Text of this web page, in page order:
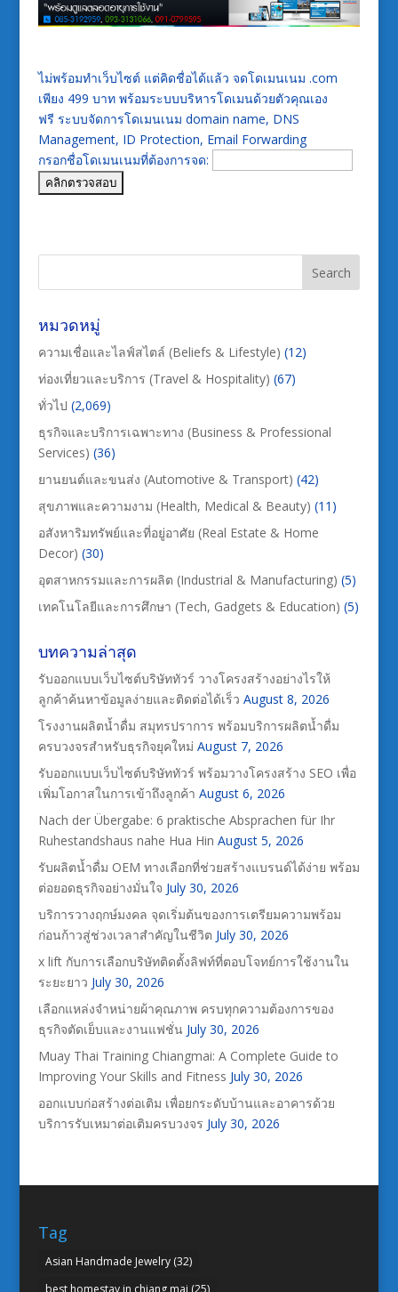
ไม่พร้อมทำเว็บไซต์ แต่คิดชื่อได้แล้ว จดโดเมนเนม .com
เพียง 499 บาท พร้อมระบบบริหารโดเมนด้วยตัวคุณเอง
ฟรี ระบบจัดการโดเมนเนม domain name, DNS
Management, ID Protection, Email Forwarding
กรอกชื่อโดเมนเนมที่ต้องการจด:
หมวดหมู่
ความเชื่อและไลฟ์สไตล์ (Beliefs & Lifestyle) (12)
ท่องเที่ยวและบริการ (Travel & Hospitality) (67)
ทั่วไป (2,069)
ธุรกิจและบริการเฉพาะทาง (Business & Professional
Services) (36)
ยานยนต์และขนส่ง (Automotive & Transport) (42)
สุขภาพและความงาม (Health, Medical & Beauty) (11)
อสังหาริมทรัพย์และที่อยู่อาศัย (Real Estate & Home
Decor) (30)
อุตสาหกรรมและการผลิต (Industrial & Manufacturing) (5)
เทคโนโลยีและการศึกษา (Tech, Gadgets & Education) (5)
บทความล่าสุด
รับออกแบบเว็บไซต์บริษัททัวร์ วางโครงสร้างอย่างไรให้
ลูกค้าค้นหาข้อมูลง่ายและติดต่อได้เร็ว August 8, 2026
โรงงานผลิตน้ำดื่ม สมุทรปราการ พร้อมบริการผลิตน้ำดื่ม
ครบวงจรสำหรับธุรกิจยุคใหม่ August 7, 2026
รับออกแบบเว็บไซต์บริษัททัวร์ พร้อมวางโครงสร้าง SEO เพื่อ
เพิ่มโอกาสในการเข้าถึงลูกค้า August 6, 2026
Nach der Übergabe: 6 praktische Absprachen für Ihr
Ruhestandshaus nahe Hua Hin August 5, 2026
รับผลิตน้ำดื่ม OEM ทางเลือกที่ช่วยสร้างแบรนด์ได้ง่าย พร้อม
ต่อยอดธุรกิจอย่างมั่นใจ July 30, 2026
บริการวางฤกษ์มงคล จุดเริ่มต้นของการเตรียมความพร้อม
ก่อนก้าวสู่ช่วงเวลาสำคัญในชีวิต July 30, 2026
x lift กับการเลือกบริษัทติดตั้งลิฟท์ที่ตอบโจทย์การใช้งานใน
ระยะยาว July 30, 2026
เลือกแหล่งจำหน่ายผ้าคุณภาพ ครบทุกความต้องการของ
ธุรกิจตัดเย็บและงานแฟชั่น July 30, 2026
Muay Thai Training Chiangmai: A Complete Guide to
Improving Your Skills and Fitness July 30, 2026
ออกแบบก่อสร้างต่อเติม เพื่อยกระดับบ้านและอาคารด้วย
บริการรับเหมาต่อเติมครบวงจร July 30, 2026
Tag
Asian Handmade Jewelry(32)
best homestay in chiang mai (25)